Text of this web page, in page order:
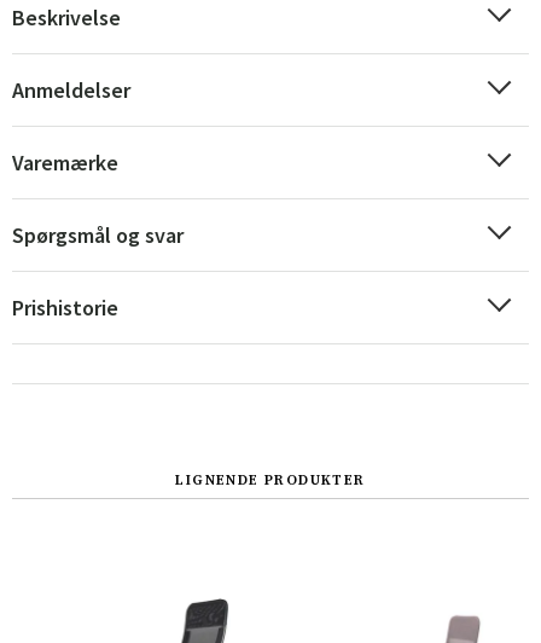
Suomi
Beskrivelse
Anmeldelser
Varemærke
Spørgsmål og svar
Prishistorie
LIGNENDE PRODUKTER